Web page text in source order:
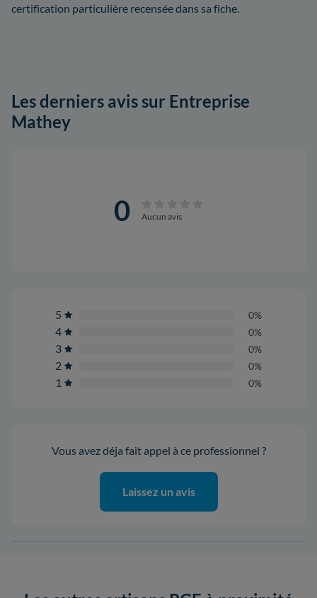
certification particulière recensée dans sa fiche.
Les derniers avis sur Entreprise
Mathey
0 Aucun avis
5 0%
4 0%
3 0%
2 0%
1 0%
Vous avez déja fait appel à ce professionnel ?
Laissez un avis